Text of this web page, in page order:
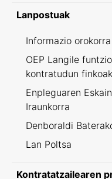
Lanpostuak
Informazio orokorra
OEP Langile
kontratudun finkoak
Enpleguaren
Iraunkorra
Denboraldi
Lan Poltsa
Kontratatzailearen